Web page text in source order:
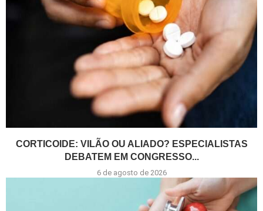
CORTICOIDE: VILÃO OU ALIADO? ESPECIALISTAS
DEBATEM EM CONGRESSO...
6 de agosto de 2026